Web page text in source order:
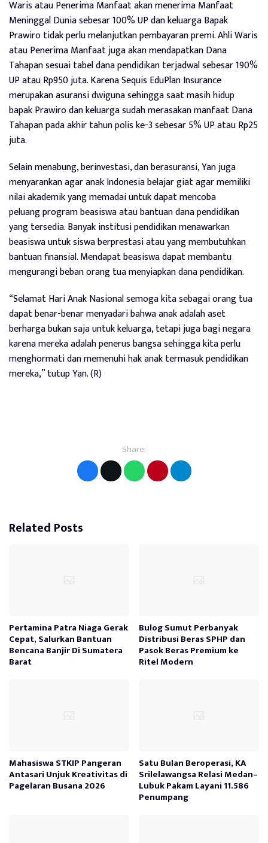
Waris atau Penerima Manfaat akan menerima Manfaat
Meninggal Dunia sebesar 100% UP dan keluarga Bapak
Prawiro tidak perlu melanjutkan pembayaran premi. Ahli Waris
atau Penerima Manfaat juga akan mendapatkan Dana
Tahapan sesuai tabel dana pendidikan terjadwal sebesar 190%
UP atau Rp950 juta. Karena Sequis EduPlan Insurance
merupakan asuransi dwiguna sehingga saat masih hidup
bapak Prawiro dan keluarga sudah merasakan manfaat Dana
Tahapan pada akhir tahun polis ke-3 sebesar 5% UP atau Rp25
juta.
Selain menabung, berinvestasi, dan berasuransi, Yan juga
menyarankan agar anak Indonesia belajar giat agar memiliki
nilai akademik yang memadai untuk dapat mencoba
peluang program beasiswa atau bantuan dana pendidikan
yang tersedia. Banyak institusi pendidikan menawarkan
beasiswa untuk siswa berprestasi atau yang membutuhkan
bantuan finansial. Mendapat beasiswa dapat membantu
mengurangi beban orang tua menyiapkan dana pendidikan.
“Selamat Hari Anak Nasional semoga kita sebagai orang tua
dapat benar-benar menyadari bahwa anak adalah aset
berharga bukan saja untuk keluarga, tetapi juga bagi negara
karena mereka adalah penerus bangsa sehingga kita perlu
menghormati dan memenuhi hak anak termasuk pendidikan
mereka,” tutup Yan. (R)
Share:
Related Posts
Pertamina Patra Niaga Gerak
Cepat, Salurkan Bantuan
Bencana Banjir Di Sumatera
Barat
Bulog Sumut Perbanyak
Distribusi Beras SPHP dan
Pasok Beras Premium ke
Ritel Modern
Mahasiswa STKIP Pangeran
Antasari Unjuk Kreativitas di
Pagelaran Busana 2026
Satu Bulan Beroperasi, KA
Srilelawangsa Relasi Medan–
Lubuk Pakam Layani 11.586
Penumpang